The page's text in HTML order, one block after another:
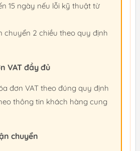
15 ngày nếu lỗi kỹ thuật từ
chuyển 2 chiều theo quy định
VAT đầy đủ
đơn VAT theo đúng quy định
thông tin khách hàng cung
chuyển